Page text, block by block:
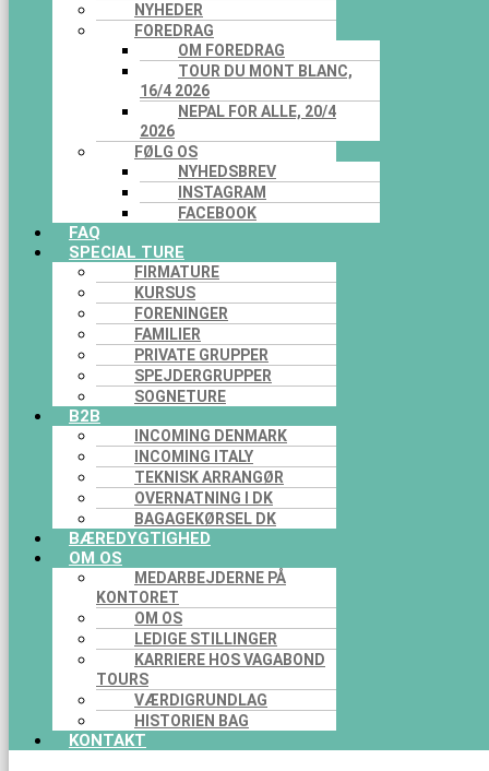
NYHEDER
FOREDRAG
OM FOREDRAG
TOUR DU MONT BLANC,
16/4 2026
NEPAL FOR ALLE, 20/4
2026
FØLG OS
NYHEDSBREV
INSTAGRAM
FACEBOOK
FAQ
SPECIAL TURE
FIRMATURE
KURSUS
FORENINGER
FAMILIER
PRIVATE GRUPPER
SPEJDERGRUPPER
SOGNETURE
B2B
INCOMING DENMARK
INCOMING ITALY
TEKNISK ARRANGØR
OVERNATNING I DK
BAGAGEKØRSEL DK
BÆREDYGTIGHED
OM OS
MEDARBEJDERNE PÅ
KONTORET
OM OS
LEDIGE STILLINGER
KARRIERE HOS VAGABOND
TOURS
VÆRDIGRUNDLAG
HISTORIEN BAG
KONTAKT